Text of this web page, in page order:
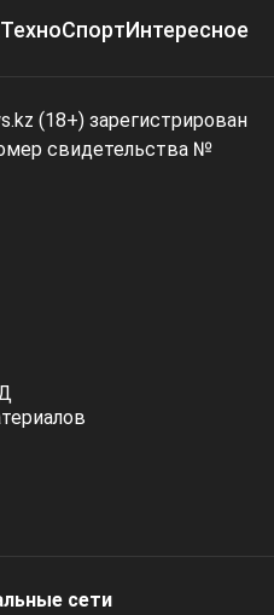
ТехноСпортИнтересное
(18+) зарегистрирован
свидетельства №
cети